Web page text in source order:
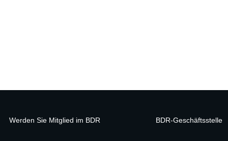
Werden Sie Mitglied im BDR BDR-Geschäftsstelle